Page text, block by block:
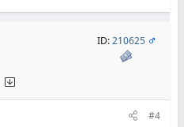
ID:210625
#4